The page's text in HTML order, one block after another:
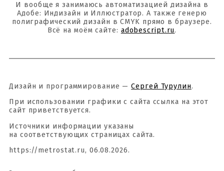
И вообще я занимаюсь автоматизацией дизайна в
Адобе: Индизайн и Иллюстратор. А также генерю
полиграфический дизайн в CMYK прямо в браузере.
Всё на моём сайте: adobescript.ru.
Дизайн и программирование —Сергей Турулин.
При использовании графики с сайта ссылка на этот
сайт приветствуется.
Источники информации указаны
на соответствующих страницах сайта.
https://metrostat.ru, 06.08.2026.